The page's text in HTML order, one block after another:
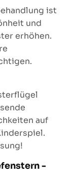
ist
und
erhöhen.
auf
-